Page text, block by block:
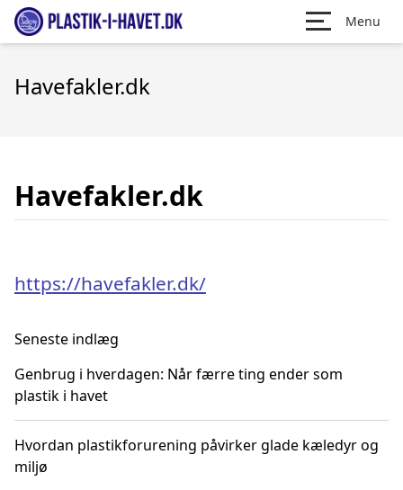
Menu
Havefakler.dk
Havefakler.dk
https://havefakler.dk/
Seneste indlæg
Genbrug i hverdagen: Når færre ting ender som
plastik i havet
Hvordan plastikforurening påvirker glade kæledyr og
miljø